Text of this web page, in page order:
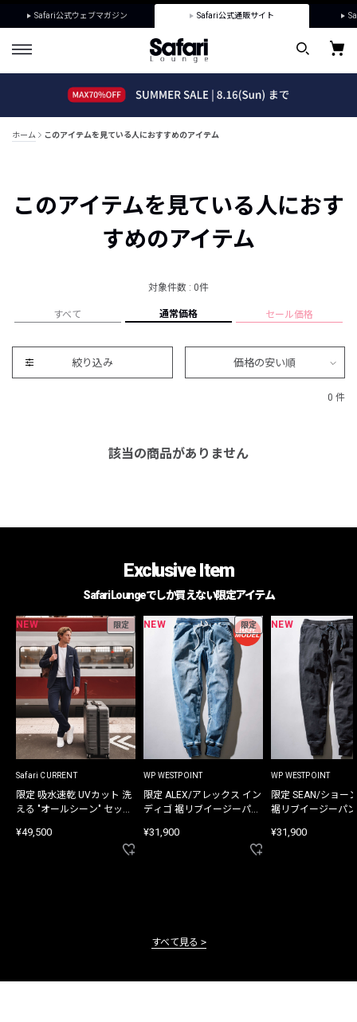
Safari公式ウェブマガジン Safari公式通販サイト
ホーム このアイテムを見ている人におすすめのアイテム
このアイテムを見ている人におす
すめのアイテム
対象件数 : 0件
すべて 通常価格 セール価格
絞り込み 価格の安い順
0 件
該当の商品がありません
Exclusive Item
Safari Loungeでしか買えない限定アイテム
NEW 限定
Safari CURRENT
限定 吸水速乾 UVカット 洗
える "オールシーン" セット
¥49,500
NEW 限定
WP WESTPOINT
限定 ALEX/アレックス イン
ディゴ 裾リブイージーパン
¥31,900
NEW
WP WESTPOINT
限定 SEAN/ショー
裾リブイージーパ
¥31,900
すべて見る